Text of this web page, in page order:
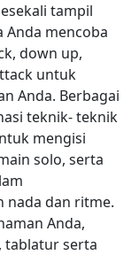
tampil
Anda mencoba
down up,
untuk
Anda. Berbagai
teknik- teknik
mengisi
solo, serta
nada dan ritme.
Anda,
tablatur serta